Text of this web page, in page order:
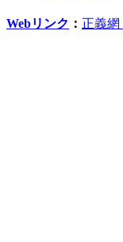
Webリンク ： 正義網